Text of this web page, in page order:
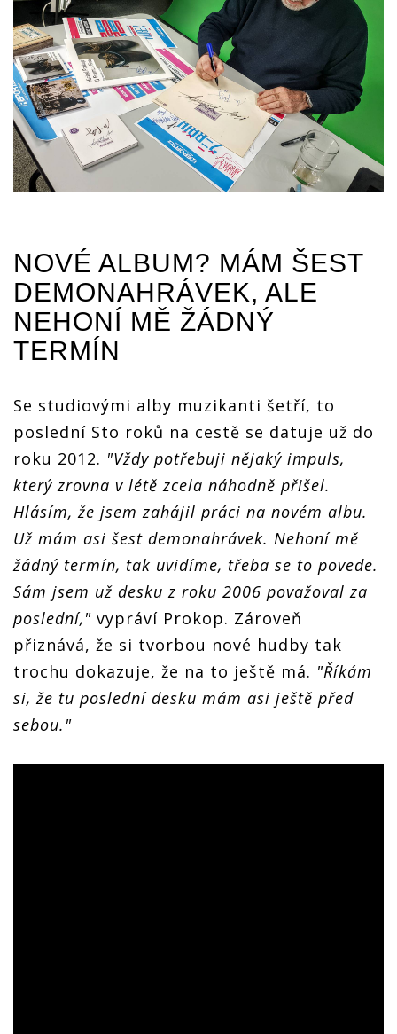
NOVÉ ALBUM? MÁM ŠEST
DEMONAHRÁVEK, ALE
NEHONÍ MĚ ŽÁDNÝ
TERMÍN
Se studiovými alby muzikanti šetří, to
poslední Sto roků na cestě se datuje už do
roku 2012. "Vždy potřebuji nějaký impuls,
který zrovna v létě zcela náhodně přišel.
Hlásím, že jsem zahájil práci na novém albu.
Už mám asi šest demonahrávek. Nehoní mě
žádný termín, tak uvidíme, třeba se to povede.
Sám jsem už desku z roku 2006 považoval za
poslední," vypráví Prokop. Zároveň
přiznává, že si tvorbou nové hudby tak
trochu dokazuje, že na to ještě má. "Říkám
si, že tu poslední desku mám asi ještě před
sebou."